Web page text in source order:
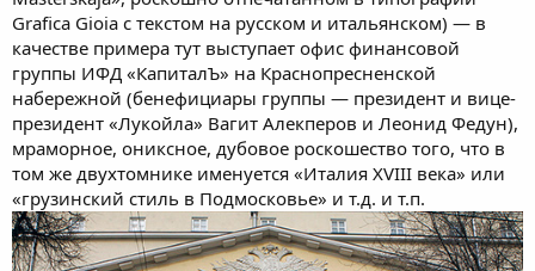
Grafica Gioia с текстом на русском и итальянском) — в
качестве примера тут выступает офис финансовой
группы ИФД «КапиталЪ» на Краснопресненской
набережной (бенефициары группы — президент и вице-
президент «Лукойла» Вагит Алекперов и Леонид Федун),
мраморное, ониксное, дубовое роскошество того, что в
том же двухтомнике именуется «Италия ХVIII века» или
«грузинский стиль в Подмосковье» и т.д. и т.п.